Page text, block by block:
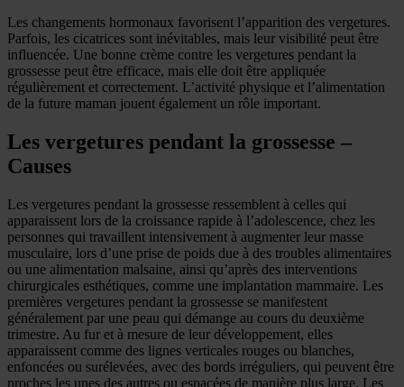
Les changements hormonaux favorisent l’apparition des vergetures.
Parfois, les cicatrices sont inévitables, mais leur visibilité peut être
influencée. Une bonne crème contre les vergetures pendant la
grossesse peut être efficace, mais elle doit être appliquée
régulièrement et correctement. L’activité physique et l’alimentation
de la future maman jouent également un rôle important.
Les vergetures pendant la grossesse –
Causes
Les vergetures pendant la grossesse ressemblent à celles qui
apparaissent lors de la croissance rapide à l’adolescence, chez les
personnes qui travaillent intensivement à augmenter leur masse
musculaire, lors d’une prise de poids due à des troubles alimentaires
ou une alimentation malsaine, ainsi qu’après des interventions
chirurgicales esthétiques, comme une implantation mammaire. Les
premières vergetures pendant la grossesse se manifestent
généralement par une peau qui démange au cours du deuxième
trimestre. Au fur et à mesure de leur développement, elles
apparaissent comme des lignes verticales rouges ou blanches,
enfoncées ou surélevées, avec des bords irréguliers, qui peuvent être
proches les unes des autres ou espacées de manière plus large. Les